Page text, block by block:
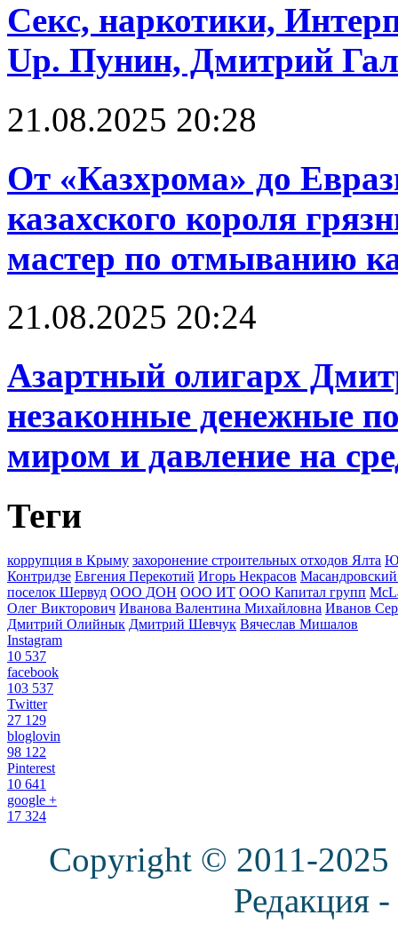
Cекс, наркотики,
Up. Пунин, Дмитрий
21.08.2025 20:28
От «Казхрома» до
казахского короля
мастер по отмыванию
21.08.2025 20:24
Азартный олигарх
незаконные денежные
миром и давление на
Теги
коррупция в Крыму захоронение строительных отходов Ялта
Контридзе Евгения Перекотий Игорь Некрасов
поселок Шервуд ООО ДОН ООО ИТ ООО Капитал групп
Олег Викторович Иванова Валентина Михайловна Иванов
Дмитрий Олийнык Дмитрий Шевчук Вячеслав Мишалов
Instagram
10 537
facebook
103 537
Twitter
27 129
bloglovin
98 122
Pinterest
10 641
google +
17 324
Copyright © 2011-
Редакция -